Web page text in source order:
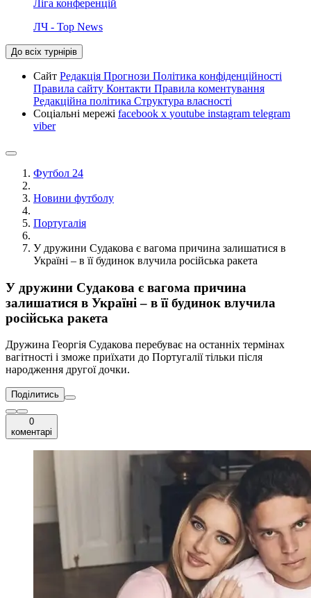
Ліга конференцій
ЛЧ - Top News
До всіх турнірів
Сайт Редакція Прогнози Політика конфіденційності
Правила сайту Контакти Правила коментування
Редакційна політика Структура власності
Соціальні мережі facebook x youtube instagram telegram
viber
Футбол 24
Новини футболу
Португалія
У дружини Судакова є вагома причина залишатися в
Україні – в її будинок влучила російська ракета
У дружини Судакова є вагома причина
залишатися в Україні – в її будинок влучила
російська ракета
Дружина Георгія Судакова перебуває на останніх термінах
вагітності і зможе приїхати до Португалії тільки після
народження другої дочки.
Поділитись
0
коментарі